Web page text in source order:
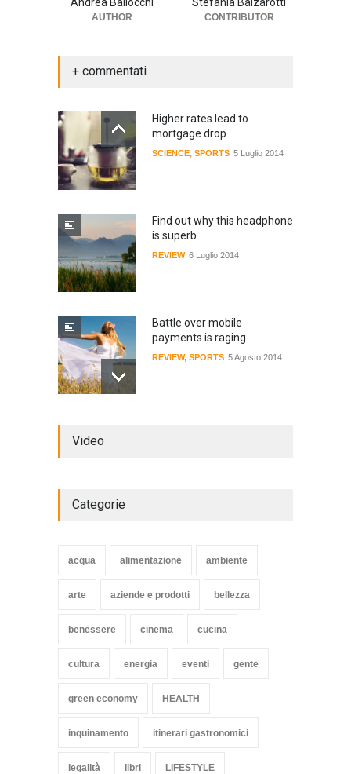
AUTHOR CONTRIBUTOR
+ commentati
Higher rates lead to
mortgage drop
SCIENCE, SPORTS 5 Luglio 2014
Find out why this headphone
is superb
REVIEW 6 Luglio 2014
Battle over mobile
payments is raging
REVIEW, SPORTS 5 Agosto 2014
HEALTH 15 Novembre 2014
Video
Categorie
acqua alimentazione ambiente
arte aziende e prodotti bellezza
benessere cinema cucina
cultura energia eventi gente
green economy HEALTH
inquinamento itinerari gastronomici
legalità libri LIFESTYLE